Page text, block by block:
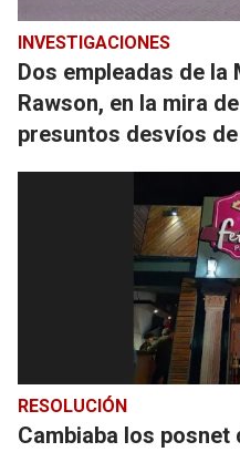
INVESTIGACIONES
Dos empleadas de la
Rawson, en la mira
presuntos desvíos
RESOLUCIÓN
Cambiaba los